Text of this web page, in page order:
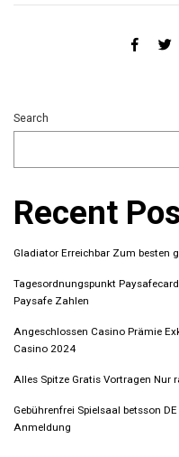
Search
Recent
Gladiator Erreichbar Zum besten
Tagesordnungspunkt
Paysafe Zahlen
Angeschlossen Casino Prämie
Casino 2024
Alles Spitze Gratis Vortragen Nur
Gebührenfrei Spielsaal betsson
Anmeldung